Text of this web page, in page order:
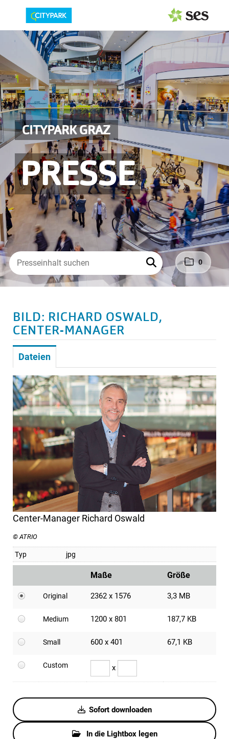
0
CITYPARK GRAZ
PRESSE
PRESSEAUSSENDUNGEN
MEDIAGALERIE
Fotos
Logos
Pressemappe
PRESSEKONTAKT
BILD: RICHARD OSWALD,
CENTER-MANAGER
Dateien
Center-Manager Richard Oswald
© ATRIO
Typ jpg
Maße Größe
Original 2362 x 1576 3,3 MB
Medium 1200 x 801 187,7 KB
Small 600 x 401 67,1 KB
Custom x
Sofort downloaden
In die Lightbox legen